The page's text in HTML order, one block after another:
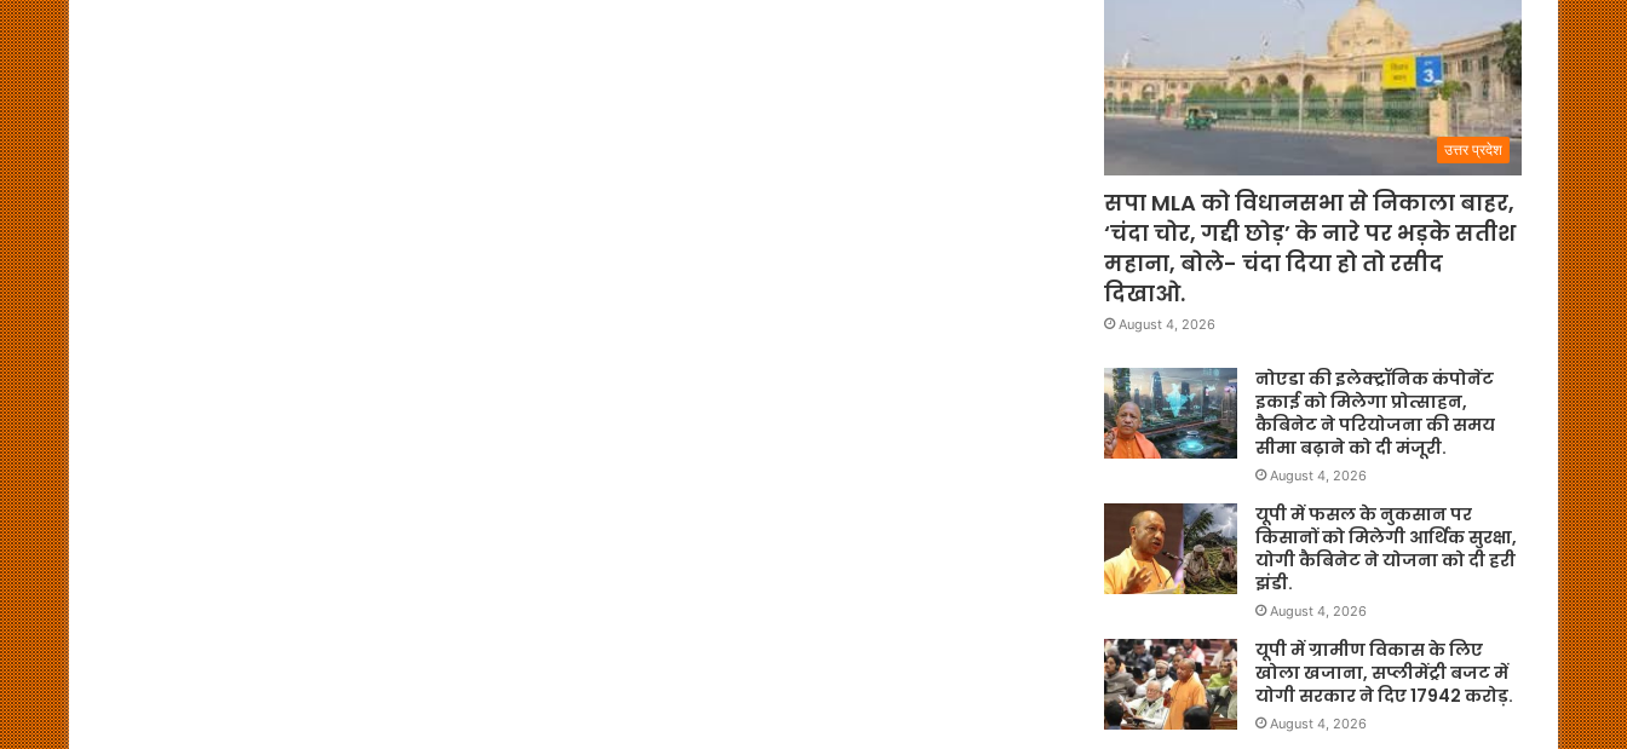
उत्तर प्रदेश
सपा MLA को विधानसभा से निकाला बाहर,
‘चंदा चोर, गद्दी छोड़’ के नारे पर भड़के सतीश
महाना, बोले- चंदा दिया हो तो रसीद
दिखाओ.
August 4, 2026
नोएडा की इलेक्ट्रॉनिक कंपोनेंट
इकाई को मिलेगा प्रोत्साहन,
कैबिनेट ने परियोजना की समय
सीमा बढ़ाने को दी मंजूरी.
August 4, 2026
यूपी में फसल के नुकसान पर
किसानों को मिलेगी आर्थिक सुरक्षा,
योगी कैबिनेट ने योजना को दी हरी
झंडी.
August 4, 2026
यूपी में ग्रामीण विकास के लिए
खोला खजाना, सप्लीमेंट्री बजट में
योगी सरकार ने दिए 17942 करोड़.
August 4, 2026